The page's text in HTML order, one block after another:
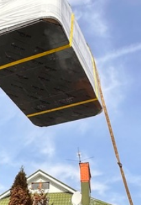
Страна производитель
Из Австралии
Из Италии
США
Из Германии
Из Китая
Из Венгрии
Из Чехии
Из Испании